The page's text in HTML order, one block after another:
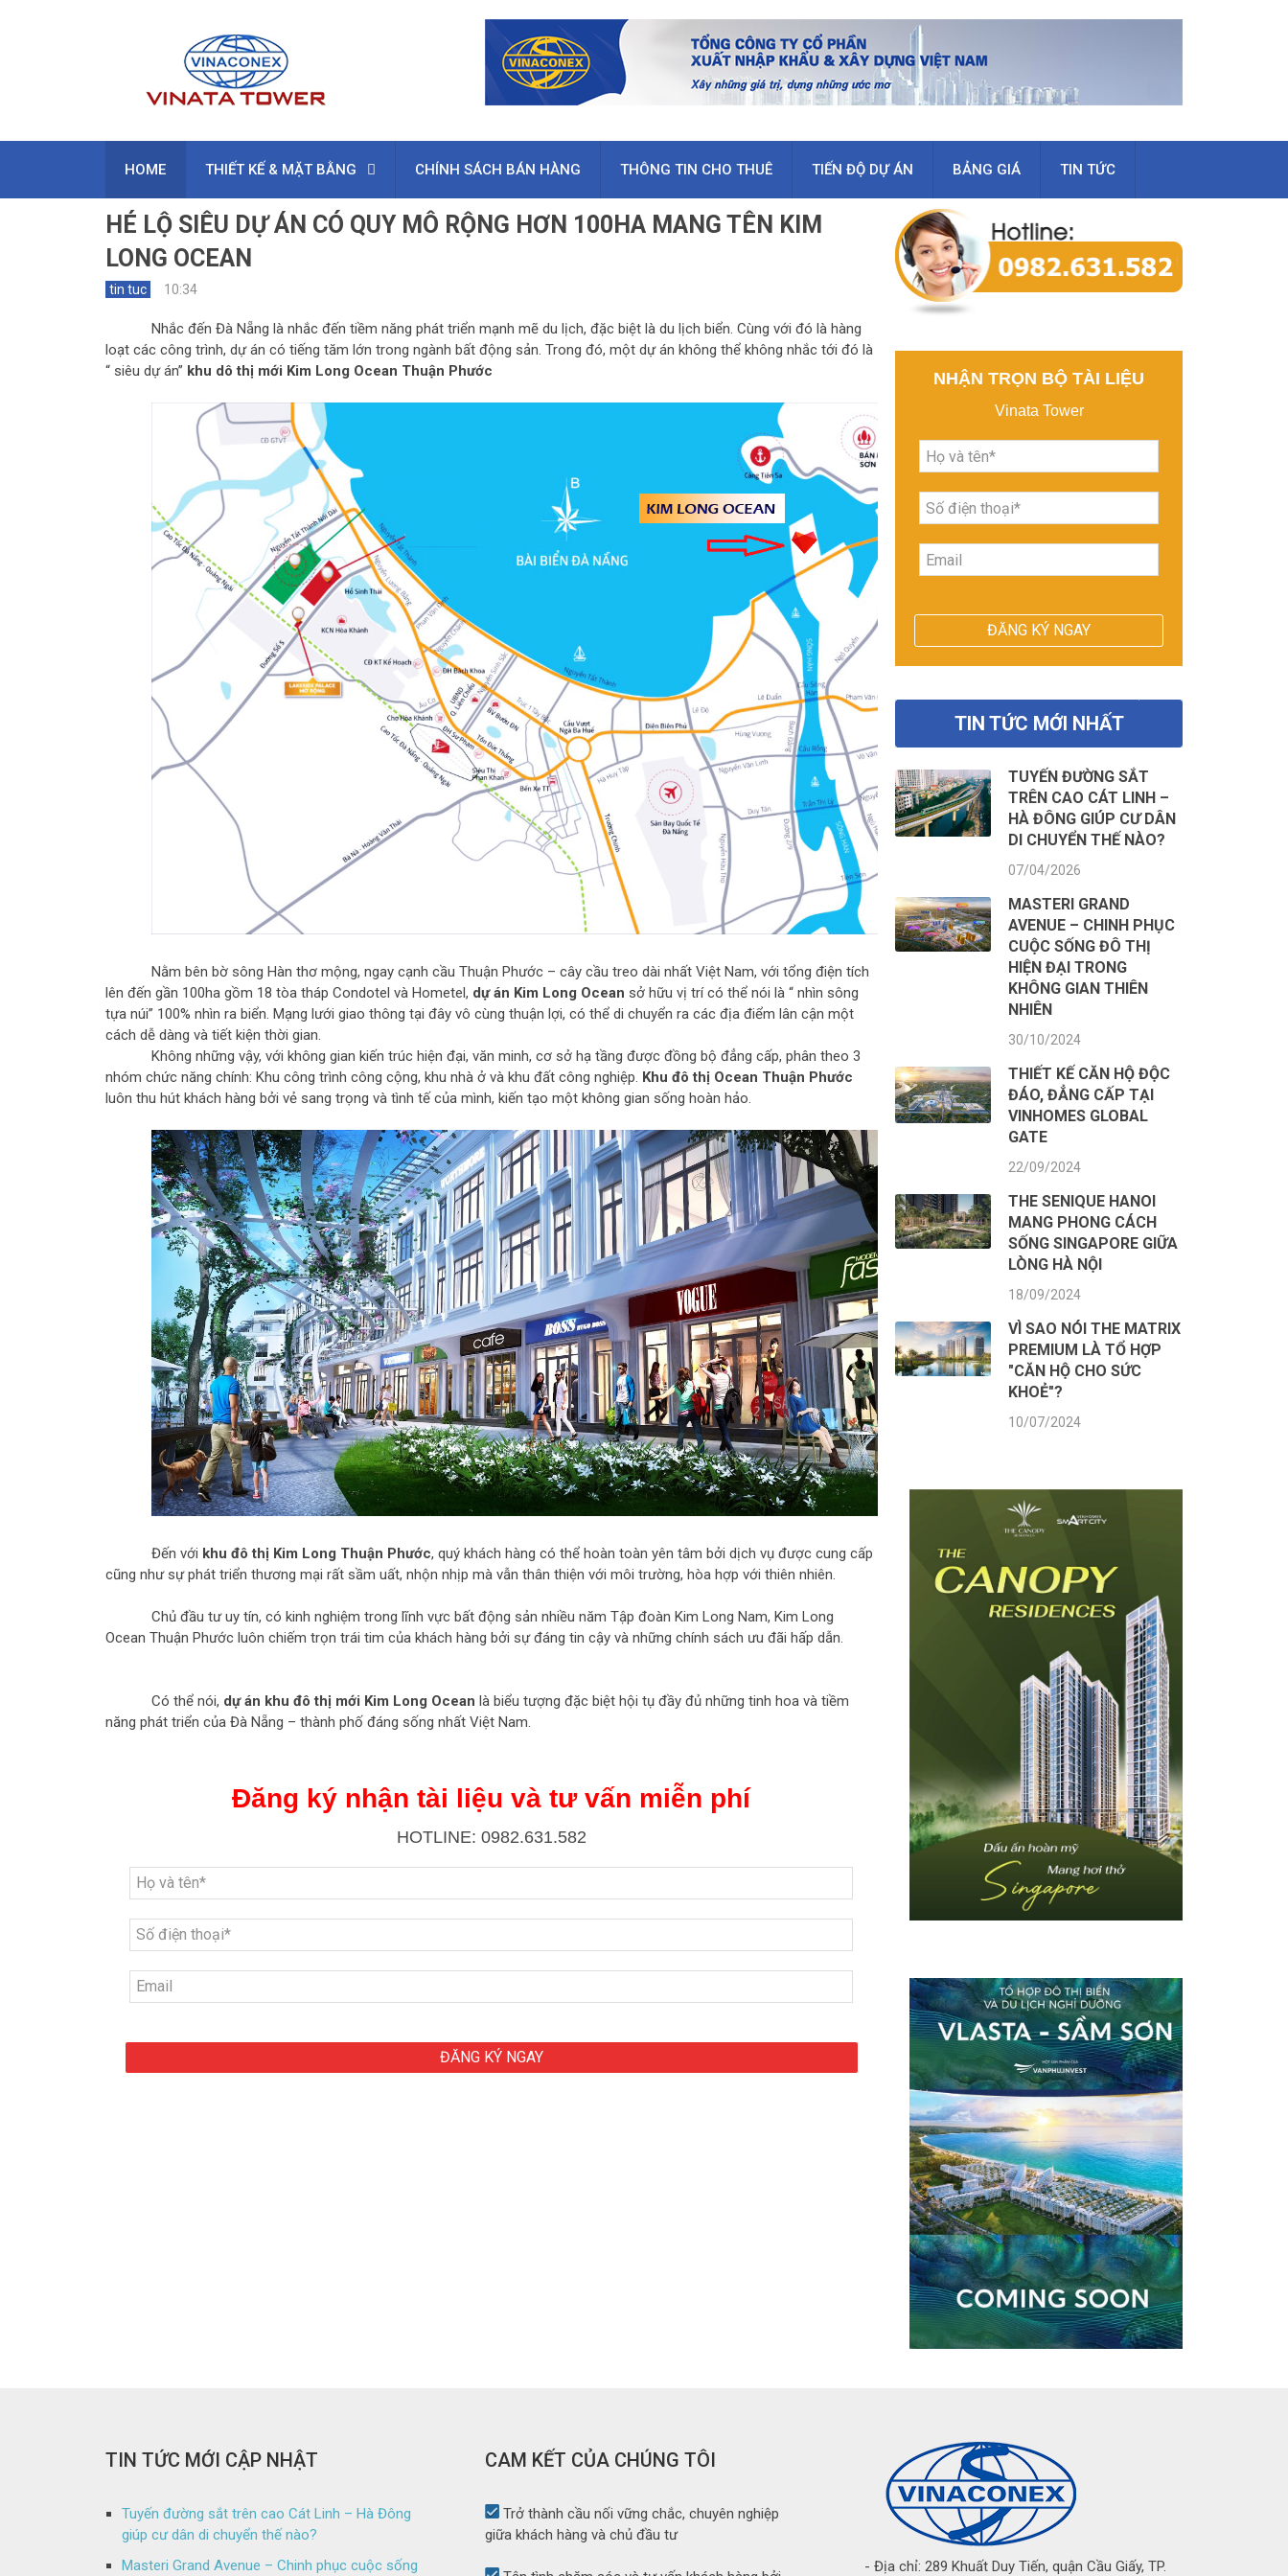
HOME THIẾT KẾ & MẶT BẰNG CHÍNH SÁCH BÁN HÀNG THÔNG TIN CHO THUÊ TIẾN ĐỘ DỰ ÁN BẢNG GIÁ TIN TỨC
HÉ LỘ SIÊU DỰ ÁN CÓ QUY MÔ RỘNG HƠN 100HA MANG TÊN KIM
LONG OCEAN
tin tuc 10:34
Nhắc đến Đà Nẵng là nhắc đến tiềm năng phát triển mạnh mẽ du lịch, đặc biệt là du lịch biển. Cùng với đó là hàng
loạt các công trình, dự án có tiếng tăm lớn trong ngành bất động sản. Trong đó, một dự án không thể không nhắc tới đó là
“ siêu dự án” khu dô thị mới Kim Long Ocean Thuận Phước
Nằm bên bờ sông Hàn thơ mộng, ngay cạnh cầu Thuận Phước – cây cầu treo dài nhất Việt Nam, với tổng điện tích
lên đến gần 100ha gồm 18 tòa tháp Condotel và Hometel, dự án Kim Long Ocean sở hữu vị trí có thể nói là “ nhìn sông
tựa núi” 100% nhìn ra biển. Mạng lưới giao thông tại đây vô cùng thuận lợi, có thể di chuyển ra các địa điểm lân cận một
cách dễ dàng và tiết kiện thời gian.
Không những vậy, với không gian kiến trúc hiện đại, văn minh, cơ sở hạ tầng được đồng bộ đẳng cấp, phân theo 3
nhóm chức năng chính: Khu công trình công cộng, khu nhà ở và khu đất công nghiệp. Khu đô thị Ocean Thuận Phước
luôn thu hút khách hàng bởi vẻ sang trọng và tình tế của mình, kiến tạo một không gian sống hoàn hảo.
Đến với khu đô thị Kim Long Thuận Phước, quý khách hàng có thể hoàn toàn yên tâm bởi dịch vụ được cung cấp
cũng như sự phát triển thương mại rất sầm uất, nhộn nhịp mà vẫn thân thiện với môi trường, hòa hợp với thiên nhiên.
Chủ đầu tư uy tín, có kinh nghiệm trong lĩnh vực bất động sản nhiều năm Tập đoàn Kim Long Nam, Kim Long
Ocean Thuận Phước luôn chiếm trọn trái tim của khách hàng bởi sự đáng tin cậy và những chính sách ưu đãi hấp dẫn.
Có thể nói, dự án khu đô thị mới Kim Long Ocean là biểu tượng đặc biệt hội tụ đầy đủ những tinh hoa và tiềm
năng phát triển của Đà Nẵng – thành phố đáng sống nhất Việt Nam.
Đăng ký nhận tài liệu và tư vấn miễn phí
HOTLINE: 0982.631.582
NHẬN TRỌN BỘ TÀI LIỆU
Vinata Tower
TIN TỨC MỚI NHẤT
TUYẾN ĐƯỜNG SẮT
TRÊN CAO CÁT LINH –
HÀ ĐÔNG GIÚP CƯ DÂN
DI CHUYỂN THẾ NÀO?
07/04/2026
MASTERI GRAND
AVENUE – CHINH PHỤC
CUỘC SỐNG ĐÔ THỊ
HIỆN ĐẠI TRONG
KHÔNG GIAN THIÊN
NHIÊN
30/10/2024
THIẾT KẾ CĂN HỘ ĐỘC
ĐÁO, ĐẲNG CẤP TẠI
VINHOMES GLOBAL
GATE
22/09/2024
THE SENIQUE HANOI
MANG PHONG CÁCH
SỐNG SINGAPORE GIỮA
LÒNG HÀ NỘI
18/09/2024
VÌ SAO NÓI THE MATRIX
PREMIUM LÀ TỔ HỢP
"CĂN HỘ CHO SỨC
KHOẺ"?
10/07/2024
TIN TỨC MỚI CẬP NHẬT
Tuyến đường sắt trên cao Cát Linh – Hà Đông
giúp cư dân di chuyển thế nào?
Masteri Grand Avenue – Chinh phục cuộc sống
CAM KẾT CỦA CHÚNG TÔI
Trở thành cầu nối vững chắc, chuyên nghiệp
giữa khách hàng và chủ đầu tư
- Địa chỉ: 289 Khuất Duy Tiến, quận Cầu Giấy, TP.